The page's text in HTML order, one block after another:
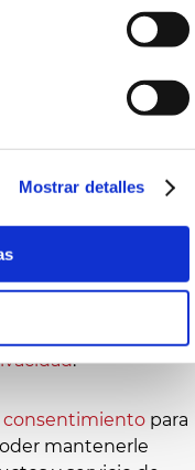
Mostrar detalles
datos personales
web. Puede
de limitación y
a no ser objeto
en el tratamiento
procedan, en la
.
de privacidad
personales.
.
consentimientopara
mantenerle